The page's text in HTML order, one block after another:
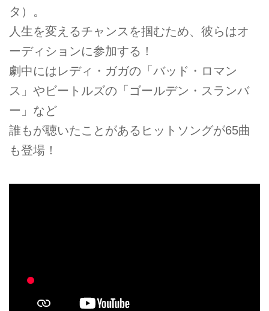
タ）。
人生を変えるチャンスを掴むため、彼らはオ
ーディションに参加する！
劇中にはレディ・ガガの「バッド・ロマン
ス」やビートルズの「ゴールデン・スランバ
ー」など
誰もが聴いたことがあるヒットソングが65曲
も登場！